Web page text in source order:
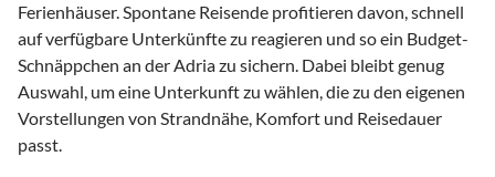
Ferienhäuser. Spontane Reisende profitieren davon, schnell
auf verfügbare Unterkünfte zu reagieren und so ein Budget-
Schnäppchen an der Adria zu sichern. Dabei bleibt genug
Auswahl, um eine Unterkunft zu wählen, die zu den eigenen
Vorstellungen von Strandnähe, Komfort und Reisedauer
passt.